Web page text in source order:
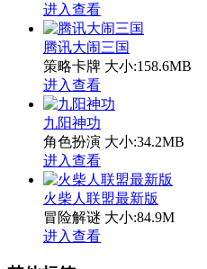
进入查看
腾讯大闹三国
策略卡牌 大小:158.6MB
进入查看
九阳神功
角色扮演 大小:34.2MB
进入查看
火柴人联盟最新版
冒险解谜 大小:84.9M
进入查看